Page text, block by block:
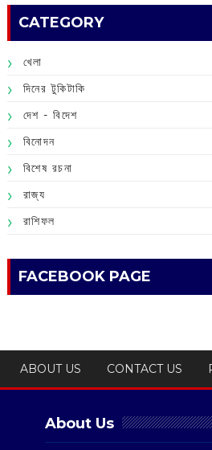
CATEGORY
খেলা
দিনের টুকিটাকি
দেশ - বিদেশ
বিনোদন
বিশেষ রচনা
রাজ্য
রাশিফল
FACEBOOK PAGE
ABOUT US CONTACT US
About Us